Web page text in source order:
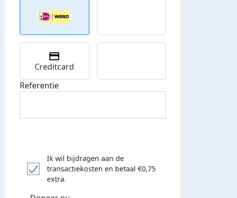
Creditcard
Referentie
Ik wil bijdragen aan de
transactiekosten en betaal €0,75
extra.